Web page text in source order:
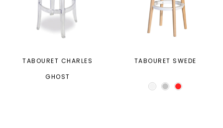
TABOURET CHARLES
GHOST
TABOURET SWEDE